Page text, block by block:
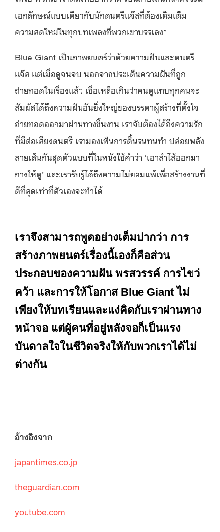
เอกลักษณ์แบบเดียวกับนักดนตรีแจ๊สที่ต้องเติมเต็ม
ความสดใหม่ในทุกบทเพลงที่พวกเขาบรรเลง”
Blue Giant เป็นภาพยนตร์ว่าด้วยความฝันและดนตรี
แจ๊ส แต่เมื่อดูจนจบ นอกจากประเด็นความฝันที่ถูก
ถ่ายทอดในเรื่องแล้ว เชื่อเหลือเกินว่าคนดูแทบทุกคนจะ
สัมผัสได้ถึงความฝันอันยิ่งใหญ่ของบรรดาผู้สร้างที่ตั้งใจ
ถ่ายทอดออกมาผ่านทางชิ้นงาน เราจับต้องได้ถึงความรัก
ที่มีต่อเสียงดนตรี เรามองเห็นการดิ้นรนทนทำ ปล่อยพลัง
ลายเส้นกันสุดตัวแบบที่ในหนังใช้คำว่า ‘เอาลำไส้ออกมา
กางให้ดู’ และเรารับรู้ได้ถึงความไม่ยอมแพ้เพื่อสร้างงานที่
ดีที่สุดเท่าที่ตัวเองจะทำได้
เราจึงสามารถพูดอย่างเต็มปากว่า การ
สร้างภาพยนตร์เรื่องนี้เองก็คือส่วน
ประกอบของความฝัน พรสวรรค์ การไขว่
คว้า และการให้โอกาส Blue Giant ไม่
เพียงให้บทเรียนและแง่คิดกับเราผ่านทาง
หน้าจอ แต่ผู้คนที่อยู่หลังจอก็เป็นแรง
บันดาลใจในชีวิตจริงให้กับพวกเราได้ไม่
ต่างกัน
อ้างอิงจาก
japantimes.co.jp
theguardian.com
youtube.com